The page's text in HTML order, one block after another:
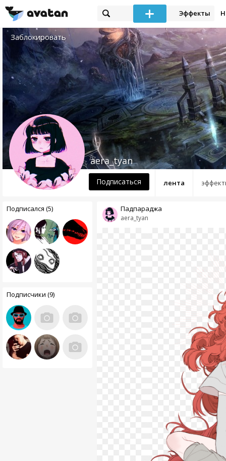
Эффекты
Заблокировать
лента
aera_tyan
Подписаться
Подписался (5)
Подписчики (9)
aera_tyan
Падпараджа